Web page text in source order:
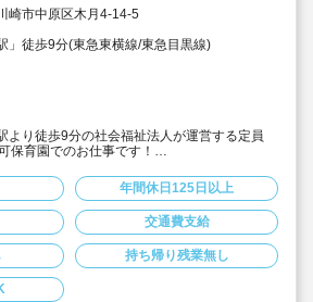
崎市中原区木月4-14-5
」徒歩9分(東急東横線/東急目黒線)
より徒歩9分の社会福祉法人が運営する定員
保育園でのお仕事です！
円～1,750円！高時給です！
ての支給あり（規定あり）☆
応可能であれば固定時間勤務も可能です。週4
短勤務のご相談も可能でプライベートとのバ
りやすい♪
年間休日125日以上
交通費支給
持ち帰り残業無し